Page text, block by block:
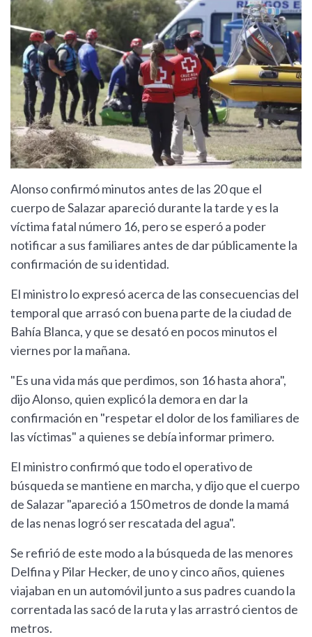
Alonso confirmó minutos antes de las 20 que el
cuerpo de Salazar apareció durante la tarde y es la
víctima fatal número 16, pero se esperó a poder
notificar a sus familiares antes de dar públicamente la
confirmación de su identidad.
El ministro lo expresó acerca de las consecuencias del
temporal que arrasó con buena parte de la ciudad de
Bahía Blanca, y que se desató en pocos minutos el
viernes por la mañana.
"Es una vida más que perdimos, son 16 hasta ahora",
dijo Alonso, quien explicó la demora en dar la
confirmación en "respetar el dolor de los familiares de
las víctimas" a quienes se debía informar primero.
El ministro confirmó que todo el operativo de
búsqueda se mantiene en marcha, y dijo que el cuerpo
de Salazar "apareció a 150 metros de donde la mamá
de las nenas logró ser rescatada del agua".
Se refirió de este modo a la búsqueda de las menores
Delfina y Pilar Hecker, de uno y cinco años, quienes
viajaban en un automóvil junto a sus padres cuando la
correntada las sacó de la ruta y las arrastró cientos de
metros.